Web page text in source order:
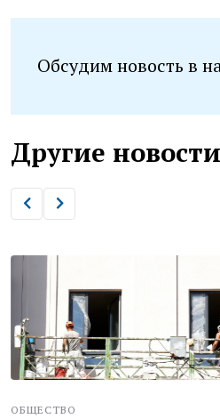
Обсудим новость в
Другие новости
ОБЩЕСТВО